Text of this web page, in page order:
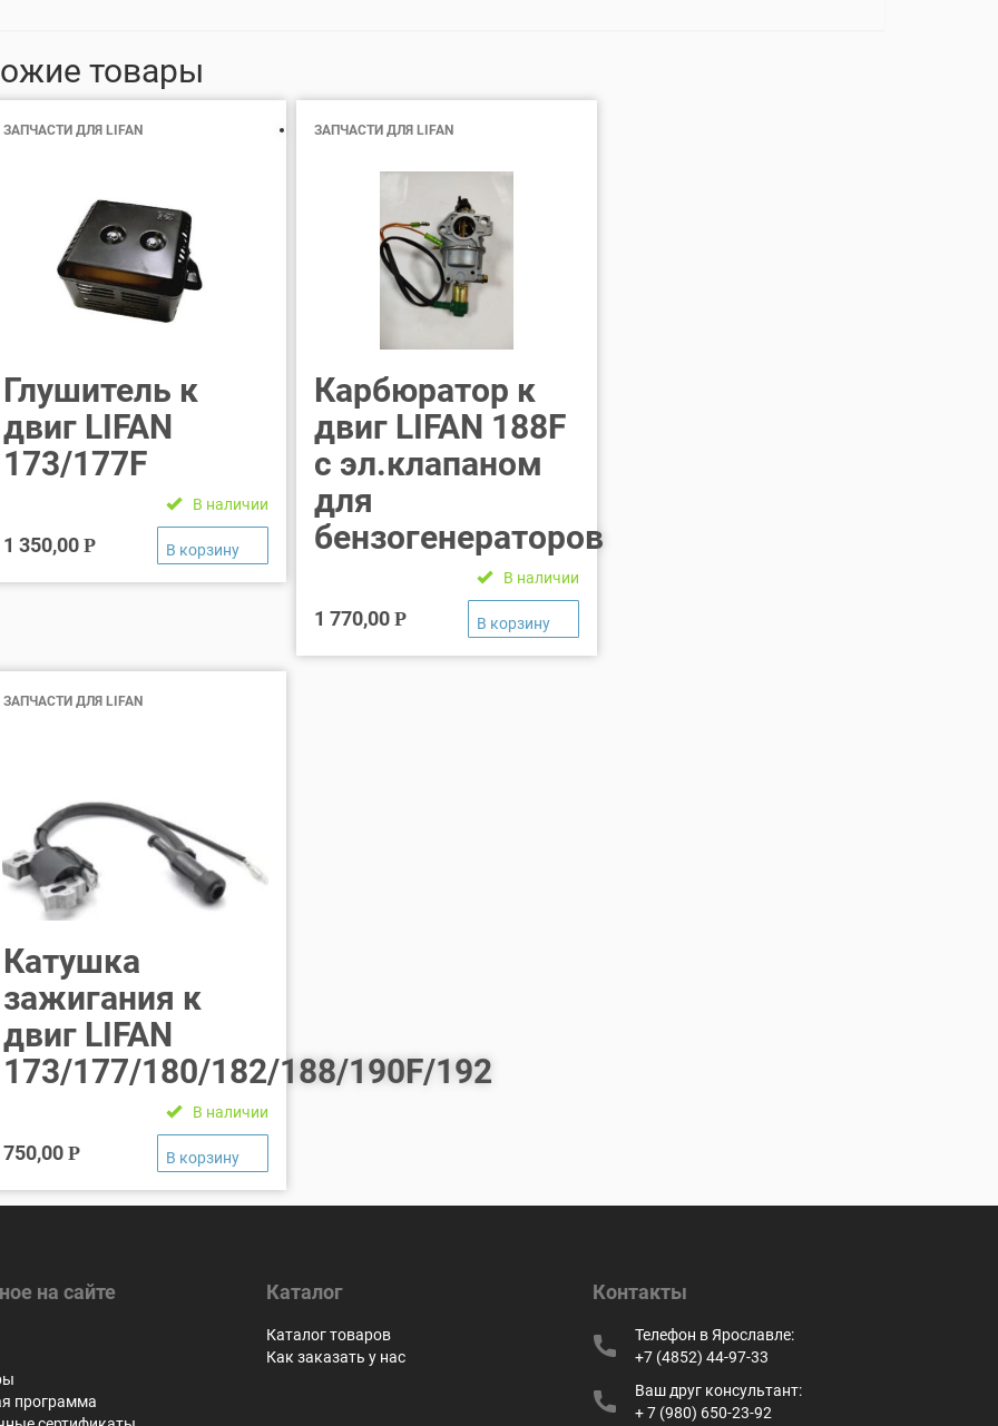
товары
ЗАПЧАСТИ ДЛЯ LIFAN
Глушитель к
двиг LIFAN
173/177F
В наличии
1 350,00 Р
ЗАПЧАСТИ ДЛЯ LIFAN
Карбюратор к
двиг LIFAN 188F
с эл.клапаном
для
бензогенераторов
В наличии
1 770,00Р
ЗАПЧАСТИ ДЛЯ LIFAN
Катушка
зажигания к
двиг LIFAN
173/177/180/182/188/190F/192
В наличии
750,00 Р
на сайте
программа
Каталог
Каталог товаров
Как заказать у нас
Контакты
Телефон в Ярославле:
+7 (4852) 44-97-33
Ваш друг консультант:
+ 7 (980) 650-23-92